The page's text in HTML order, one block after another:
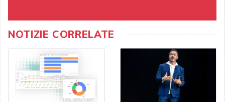
NOTIZIE CORRELATE